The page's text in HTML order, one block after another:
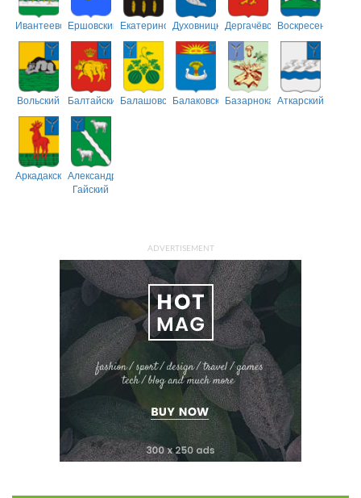
ИвантеевскийЕршовский ЕкатериновскийДуховницкийДергачёвскийВоскресенский
Вольский БалтайскийБалашовскийБалаковскийБазарнокарабулакский
Аткарский
АркадакскийАлександрово-
Гайский
ADVERTISEMENT